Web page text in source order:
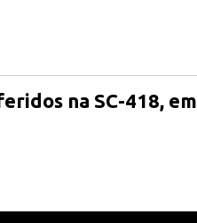
na SC-418, em